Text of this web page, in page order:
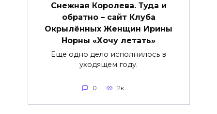
Снежная Королева. Туда и
обратно – сайт Клуба
Окрылённых Женщин Ирины
Норны «Хочу летать»
Еще одно дело исполнилось в
уходящем году.
0 2к.